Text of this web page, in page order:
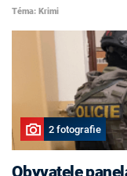
Téma: Krimi
2 fotografie
Obyvatele